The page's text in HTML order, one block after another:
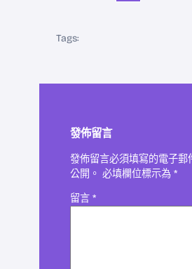
Tags:
發佈留言
發佈留言必須填寫的電子郵
公開。 必填欄位標示為 *
留言 *